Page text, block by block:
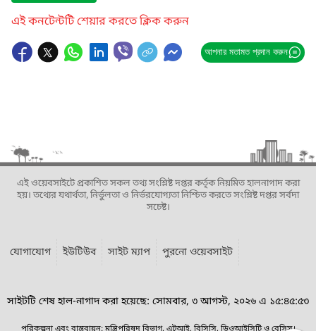
এই কনটেন্টটি শেয়ার করতে ক্লিক করুন
আপনার মতামত প্রদান করুন
এই ওয়েবসাইটে প্রকাশিত সকল তথ্য সংশ্লিষ্ট দপ্তর কর্তৃক নিয়মিত হালনাগাদ করা
হয়। তথ্যের যথার্থতা, নির্ভুলতা ও নির্ভরযোগ্যতা নিশ্চিত করতে সংশ্লিষ্ট দপ্তর সর্বদা
সচেষ্ট।
যোগাযোগ ইউটিউব সাইট ম্যাপ পুরনো ওয়েবসাইট
সাইটটি শেষ হাল-নাগাদ করা হয়েছে: সোমবার, ৩ আগস্ট, ২০২৬ এ ১৫:৪৫:৫৩
পরিকল্পনা এবং বাস্তবায়ন: মন্ত্রিপরিষদ বিভাগ, এটুআই, বিসিসি, ডিওআইসিটি ও বেসিস।